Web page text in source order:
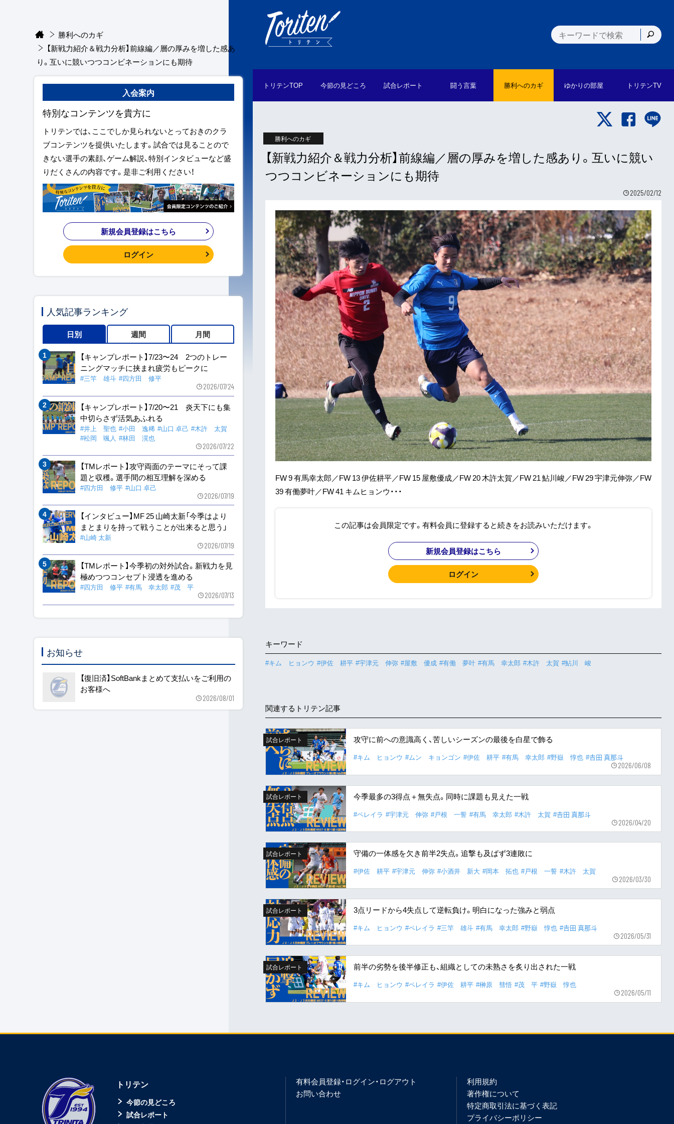
トリテンTOP 今節の見どころ 試合レポート 闘う言葉 勝利へのカギ ゆかりの部屋 トリテンTV
勝利へのカギ
【新戦力紹介＆戦力分析】前線編／層の厚みを増した感あり。互いに競い
つつコンビネーションにも期待
2025/02/12
FW 9 有馬幸太郎／FW 13 伊佐耕平／FW 15 屋敷優成／FW 20 木許太賀／FW 21 鮎川峻／FW 29 宇津元伸弥／FW
39 有働夢叶／FW 41 キムヒョンウ・・・
この記事は会員限定です。有料会員に登録すると続きをお読みいただけます。
新規会員登録はこちら
ログイン
キーワード
#キム ヒョンウ #伊佐 耕平 #宇津元 伸弥 #屋敷 優成 #有働 夢叶 #有馬 幸太郎 #木許 太賀 #鮎川 峻
関連するトリテン記事
試合レポート 攻守に前への意識高く、苦しいシーズンの最後を白星で飾る
#キム ヒョンウ #ムン キョンゴン #伊佐 耕平 #有馬 幸太郎 #野嶽 惇也 #𠮷田 真那斗
2026/06/08
試合レポート 今季最多の3得点＋無失点。同時に課題も見えた一戦
#ペレイラ #宇津元 伸弥 #戸根 一誓 #有馬 幸太郎 #木許 太賀 #𠮷田 真那斗
2026/04/20
試合レポート 守備の一体感を欠き前半2失点。追撃も及ばず3連敗に
#伊佐 耕平 #宇津元 伸弥 #小酒井 新大 #岡本 拓也 #戸根 一誓 #木許 太賀
2026/03/30
試合レポート 3点リードから4失点して逆転負け。明白になった強みと弱点
#キム ヒョンウ #ペレイラ #三竿 雄斗 #有馬 幸太郎 #野嶽 惇也 #𠮷田 真那斗
2026/05/31
試合レポート 前半の劣勢を後半修正も、組織としての未熟さを炙り出された一戦
#キム ヒョンウ #ペレイラ #伊佐 耕平 #榊原 彗悟 #茂 平 #野嶽 惇也
2026/05/11
勝利へのカギ
【新戦力紹介＆戦力分析】前線編／層の厚みを増した感あ
り。互いに競いつつコンビネーションにも期待
入会案内
特別なコンテンツを貴方に
トリテンでは、ここでしか見られないとっておきのクラ
ブコンテンツを提供いたします。試合では見ることので
きない選手の素顔、ゲーム解説、特別インタビューなど盛
りだくさんの内容です。是非ご利用ください！
新規会員登録はこちら
ログイン
人気記事ランキング
日別 週間 月間
【キャンプレポート】7/23〜24 2つのトレー
ニングマッチに挟まれ疲労もピークに
#三竿 雄斗 #四方田 修平
2026/07/24
【キャンプレポート】7/20〜21 炎天下にも集
中切らさず活気あふれる
#井上 聖也 #小田 逸稀 #山口 卓己 #木許 太賀
#松岡 颯人 #林田 滉也
2026/07/22
【TMレポート】攻守両面のテーマにそって課
題と収穫。選手間の相互理解を深める
#四方田 修平 #山口 卓己
2026/07/19
【インタビュー】MF 25 山崎太新「今季はより
まとまりを持って戦うことが出来ると思う」
#山崎 太新
2026/07/19
【TMレポート】今季初の対外試合。新戦力を見
極めつつコンセプト浸透を進める
#四方田 修平 #有馬 幸太郎 #茂 平
2026/07/13
お知らせ
【復旧済】SoftBankまとめて支払いをご利用の
お客様へ
2026/08/01
トリテン
今節の見どころ
試合レポート
有料会員登録・ログイン・ログアウト
お問い合わせ
利用規約
著作権について
特定商取引法に基づく表記
プライバシーポリシー